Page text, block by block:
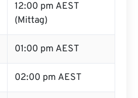
12:00 pm AEST
(Mittag)
01:00 pm AEST
02:00 pm AEST